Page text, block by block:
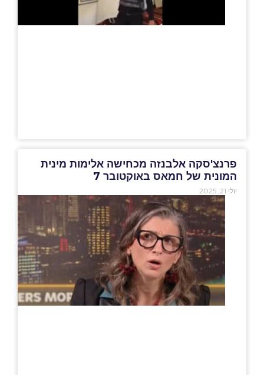
פרנצ'סקה אלבנזה מכחישה אלימות מינית
המונית של חמאס באוקטובר 7
יולי 21, 2025